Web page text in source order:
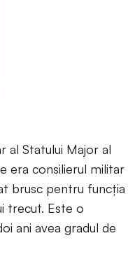
al Statului Major al
era consilierul militar
brusc pentru funcția
trecut. Este o
ani avea gradul de